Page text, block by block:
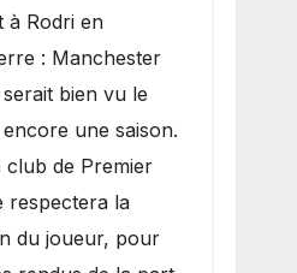
à Rodri en
: Manchester
bien vu le
une saison.
club de Premier
respectera la
du joueur, pour